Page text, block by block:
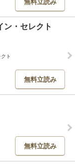
無料立読み
ン・セレクト
ト
無料立読み
無料立読み